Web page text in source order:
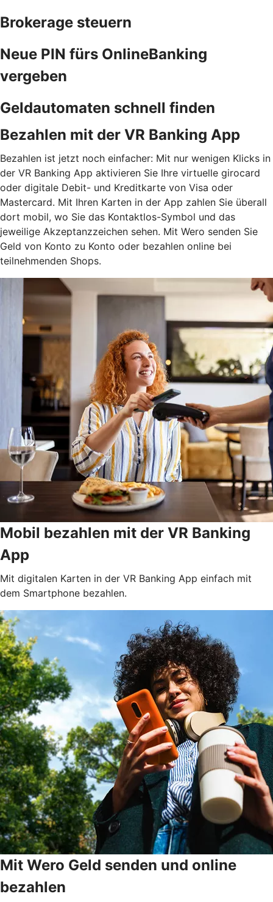
Brokerage steuern
Neue PIN fürs OnlineBanking
vergeben
Geldautomaten schnell finden
Bezahlen mit der VR Banking App
Bezahlen ist jetzt noch einfacher: Mit nur wenigen Klicks in
der VR Banking App aktivieren Sie Ihre virtuelle girocard
oder digitale Debit- und Kreditkarte von Visa oder
Mastercard. Mit Ihren Karten in der App zahlen Sie überall
dort mobil, wo Sie das Kontaktlos-Symbol und das
jeweilige Akzeptanzzeichen sehen. Mit Wero senden Sie
Geld von Konto zu Konto oder bezahlen online bei
teilnehmenden Shops.
Mobil bezahlen mit der VR Banking
App
Mit digitalen Karten in der VR Banking App einfach mit
dem Smartphone bezahlen.
Mit Wero Geld senden und online
bezahlen